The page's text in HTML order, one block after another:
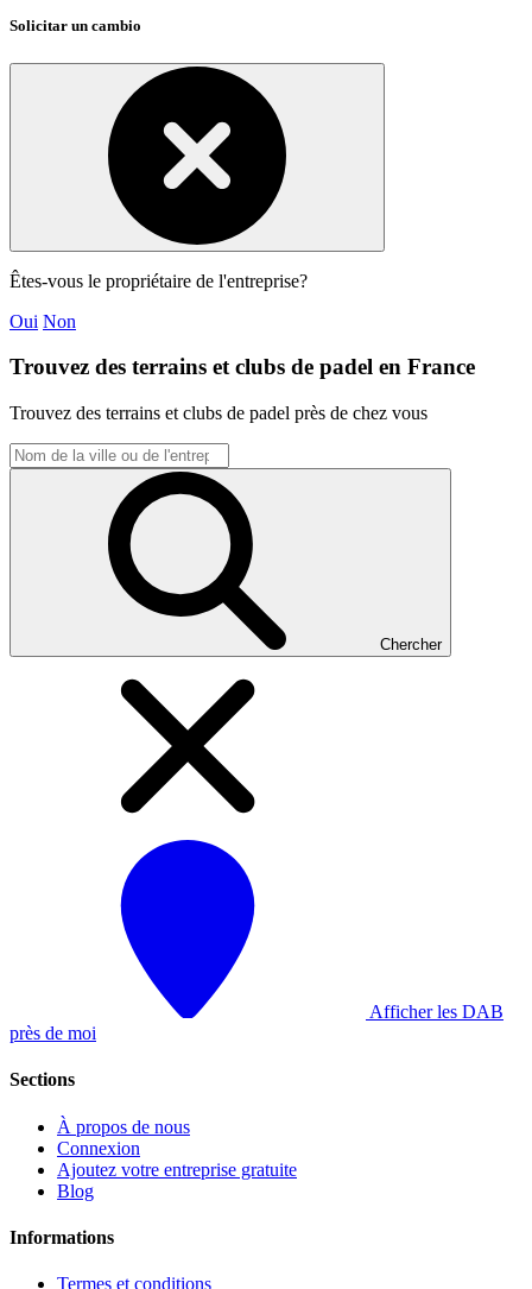
Solicitar un cambio
Êtes-vous le propriétaire de l'entreprise?
Oui Non
Trouvez des terrains et clubs de padel en France
Trouvez des terrains et clubs de padel près de chez vous
Chercher
Afficher les DAB
près de moi
Sections
À propos de nous
Connexion
Ajoutez votre entreprise gratuite
Blog
Informations
Termes et conditions